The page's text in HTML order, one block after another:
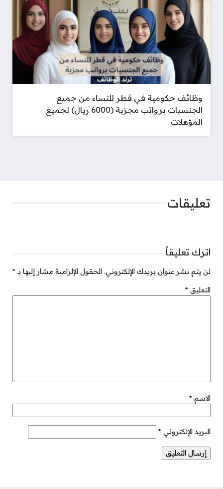
وظائف حكومية في قطر للنساء من جميع
الجنسيات برواتب مجزية (6000 ريال) لجميع
المؤهلات
تعليقات
اترك تعليقاً
لن يتم نشر عنوان بريدك الإلكتروني. الحقول الإلزامية مشار إليها بـ *
التعليق *
الاسم *
البريد الإلكتروني *